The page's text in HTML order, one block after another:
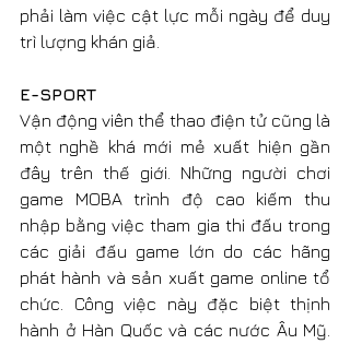
phải làm việc cật lực mỗi ngày để duy
trì lượng khán giả.
E-SPORT
Vận động viên thể thao điện tử cũng là
một nghề khá mới mẻ xuất hiện gần
đây trên thế giới. Những người chơi
game MOBA trình độ cao kiếm thu
nhập bằng việc tham gia thi đấu trong
các giải đấu game lớn do các hãng
phát hành và sản xuất game online tổ
chức. Công việc này đặc biệt thịnh
hành ở Hàn Quốc và các nước Âu Mỹ.